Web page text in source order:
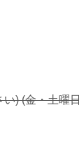
い) (金・土曜